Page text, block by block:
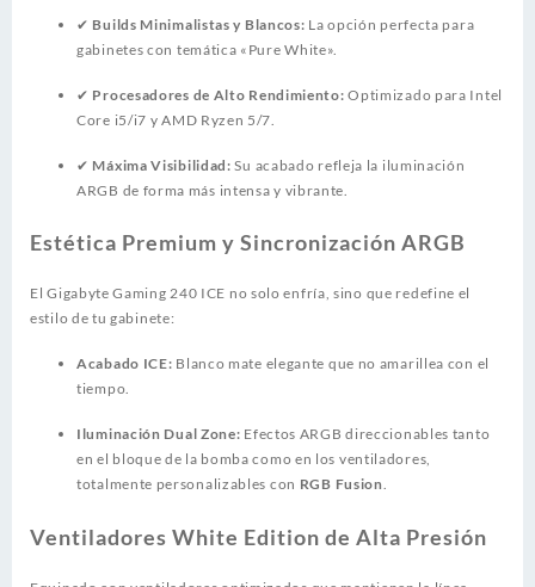
✔ Builds Minimalistas y Blancos: La opción perfecta para
gabinetes con temática «Pure White».
✔ Procesadores de Alto Rendimiento: Optimizado para Intel
Core i5/i7 y AMD Ryzen 5/7.
✔ Máxima Visibilidad: Su acabado refleja la iluminación
ARGB de forma más intensa y vibrante.
Estética Premium y Sincronización ARGB
El Gigabyte Gaming 240 ICE no solo enfría, sino que redefine el
estilo de tu gabinete:
Acabado ICE: Blanco mate elegante que no amarillea con el
tiempo.
Iluminación Dual Zone: Efectos ARGB direccionables tanto
en el bloque de la bomba como en los ventiladores,
totalmente personalizables con RGB Fusion.
Ventiladores White Edition de Alta Presión